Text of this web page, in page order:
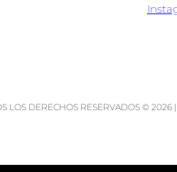
LOS DERECHOS RESERVADOS © 2026